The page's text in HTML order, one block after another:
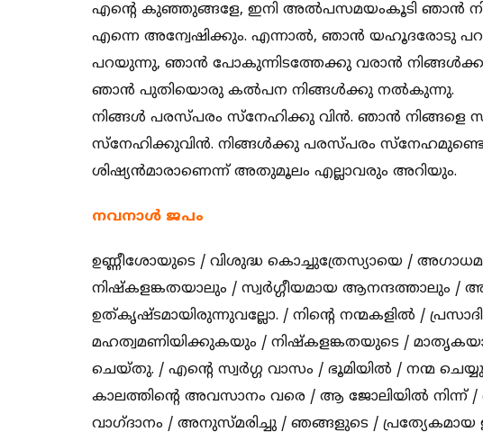
എന്റെ കുഞ്ഞുങ്ങളേ, ഇനി അല്‍പസമയംകൂടി ഞാന്‍
എന്നെ അന്വേഷിക്കും. എന്നാല്‍, ഞാന്‍ യഹൂദരോടു
പറയുന്നു, ഞാന്‍ പോകുന്നിടത്തേക്കു വരാന്‍ നിങ്ങള്‍ക്കു
ഞാന്‍ പുതിയൊരു കല്‍പന നിങ്ങള്‍ക്കു നല്‍കുന്നു.
നിങ്ങള്‍ പരസ്‌പരം സ്‌നേഹിക്കു വിന്‍. ഞാന്‍ നിങ്ങളെ
സ്‌നേഹിക്കുവിന്‍. നിങ്ങള്‍ക്കു പരസ്‌പരം
ശിഷ്യന്‍മാരാണെന്ന്‌ അതുമൂലം എല്ലാവരും അറിയും.
നവനാൾ ജപം
ഉണ്ണീശോയുടെ / വിശുദ്ധ കൊച്ചുത്രേസ്യായെ /
നിഷ്കളങ്കതയാലും / സ്വർഗ്ഗീയമായ ആനന്ദത്താലും
ഉത്‌കൃഷ്ടമായിരുന്നുവല്ലോ. / നിന്റെ നന്മകളിൽ /
മഹത്വമണിയിക്കുകയും / നിഷ്കളങ്കതയുടെ /
ചെയ്തു. / എന്റെ സ്വർഗ്ഗ വാസം / ഭൂമിയിൽ / നന്മ
കാലത്തിന്റെ അവസാനം വരെ / ആ ജോലിയിൽ നിന്ന് /
വാഗ്ദാനം / അനുസ്മരിച്ചു / ഞങ്ങളുടെ /